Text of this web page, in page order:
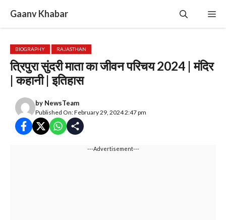
content
Gaanv Khabar
BIOGRAPHY RAJASTHAN
त्रिपुरा सुंदरी माता का जीवन परिचय 2024 | मंदिर
| कहानी | इतिहास
by NewsTeam
Published On: February 29, 2024 2:47 pm
---Advertisement---